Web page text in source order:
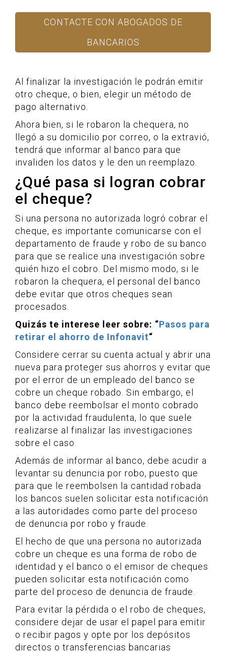
CONTACTE CON ABOGADOS DE
BANCARIOS
Al finalizar la investigación le podrán emitir
otro cheque, o bien, elegir un método de
pago alternativo.
Ahora bien, si le robaron la chequera, no
llegó a su domicilio por correo, o la extravió,
tendrá que informar al banco para que
invaliden los datos y le den un reemplazo.
¿Qué pasa si logran cobrar
el cheque?
Si una persona no autorizada logró cobrar el
cheque, es importante comunicarse con el
departamento de fraude y robo de su banco
para que se realice una investigación sobre
quién hizo el cobro. Del mismo modo, si le
robaron la chequera, el personal del banco
debe evitar que otros cheques sean
procesados.
Quizás te interese leer sobre: “Pasos para
retirar el ahorro de Infonavit“
Considere cerrar su cuenta actual y abrir una
nueva para proteger sus ahorros y evitar que
por el error de un empleado del banco se
cobre un cheque robado. Sin embargo, el
banco debe reembolsar el monto cobrado
por la actividad fraudulenta, lo que suele
realizarse al finalizar las investigaciones
sobre el caso.
Además de informar al banco, debe acudir a
levantar su denuncia por robo, puesto que
para que le reembolsen la cantidad robada
los bancos suelen solicitar esta notificación
a las autoridades como parte del proceso
de denuncia por robo y fraude.
El hecho de que una persona no autorizada
cobre un cheque es una forma de robo de
identidad y el banco o el emisor de cheques
pueden solicitar esta notificación como
parte del proceso de denuncia de fraude.
Para evitar la pérdida o el robo de cheques,
considere dejar de usar el papel para emitir
o recibir pagos y opte por los depósitos
directos o transferencias bancarias